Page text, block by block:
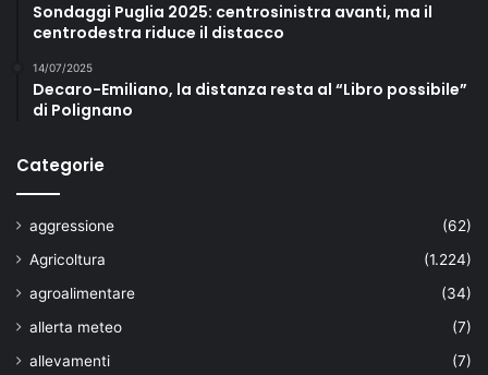
Sondaggi Puglia 2025: centrosinistra avanti, ma il
centrodestra riduce il distacco
14/07/2025
Decaro-Emiliano, la distanza resta al “Libro possibile”
di Polignano
Categorie
aggressione
(62)
Agricoltura
(1.224)
agroalimentare
(34)
allerta meteo
(7)
allevamenti
(7)